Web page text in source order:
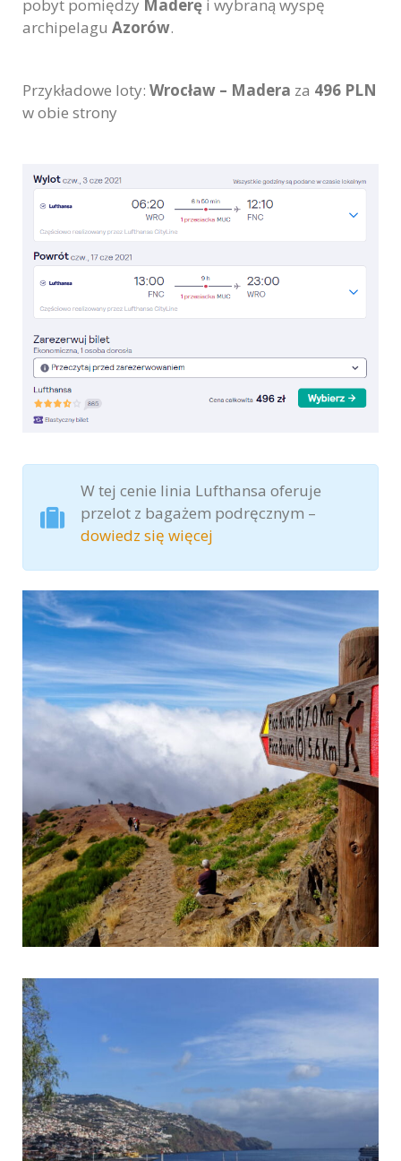
pobyt pomiędzy Maderę i wybraną wyspę
archipelagu Azorów.
Przykładowe loty: Wrocław – Madera za 496 PLN
w obie strony
W tej cenie linia Lufthansa oferuje
przelot z bagażem podręcznym –
dowiedz się więcej